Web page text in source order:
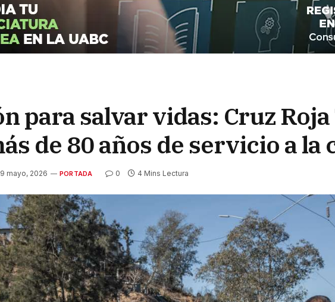
para salvar vidas: Cruz
de 80 años de servicio a la
9 mayo, 2026 PORTADA 0 4 Mins Lectura